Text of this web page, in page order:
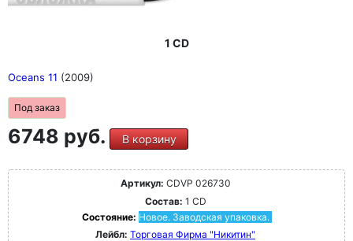
1 CD
Oceans 11 (2009)
Под заказ
6748 руб. В корзину
Артикул: CDVP 026730
Состав: 1 CD
Состояние: Новое. Заводская упаковка.
Лейбл: Торговая Фирма "Никитин"